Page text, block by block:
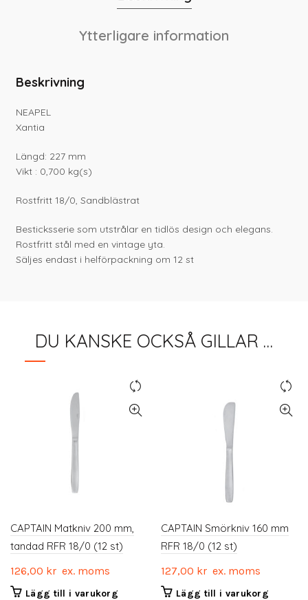
Ytterligare information
Beskrivning
NEAPEL
Xantia
Längd: 227 mm
Vikt : 0,700 kg(s)
Rostfritt 18/0, Sandblästrat
Besticksserie som utstrålar en tidlös design och elegans.
Rostfritt stål med en vintage yta.
Säljes endast i helförpackning om 12 st
DU KANSKE OCKSÅ GILLAR …
CAPTAIN Matkniv 200 mm,
tandad RFR 18/0 (12 st)
126,00 kr ex. moms
Lägg till i varukorg
CAPTAIN Smörkniv 160 mm
RFR 18/0 (12 st)
127,00 kr ex. moms
Lägg till i varukorg